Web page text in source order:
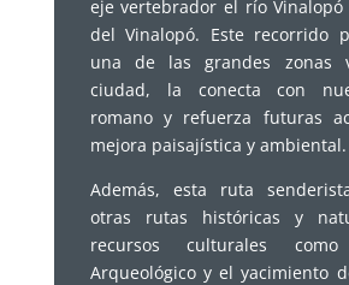
eje vertebrador el río Vinalopó
del Vinalopó. Este recorrido
una de las grandes zonas
ciudad, la conecta con
romano y refuerza futuras
mejora paisajística y ambiental.
Además, esta ruta
otras rutas históricas y
recursos culturales
Arqueológico y el yacimiento